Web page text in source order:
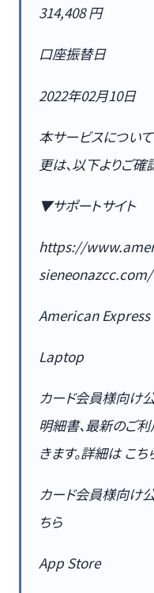
314,408 円
口座振替日
2022年02月10日
本サービスについ
更は、以下よりご確
▼サポートサイト
https://
sieneonazcc.com/
American Express
Laptop
カード会員様向け
明細書、最新のご
きます。詳細は こち
カード会員様向け
ちら
App Store